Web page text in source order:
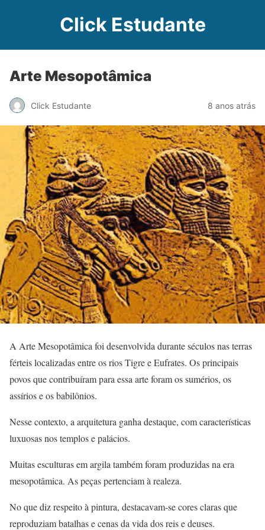
Click Estudante
Arte Mesopotâmica
Click Estudante 8 anos atrás
A Arte Mesopotâmica foi desenvolvida durante séculos nas terras
férteis localizadas entre os rios Tigre e Eufrates. Os principais
povos que contribuíram para essa arte foram os sumérios, os
assírios e os babilônios.
Nesse contexto, a arquitetura ganha destaque, com características
luxuosas nos templos e palácios.
Muitas esculturas em argila também foram produzidas na era
mesopotâmica. As peças pertenciam à realeza.
No que diz respeito à pintura, destacavam-se cores claras que
reproduziam batalhas e cenas da vida dos reis e deuses.